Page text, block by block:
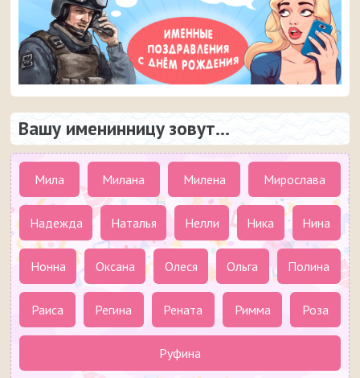
Вашу именинницу зовут...
Мила Милана Милена Мирослава
Надежда Наталья Нелли Ника Нина
Нонна Оксана Олеся Ольга Полина
Раиса Регина Рената Римма Роза
Руфина